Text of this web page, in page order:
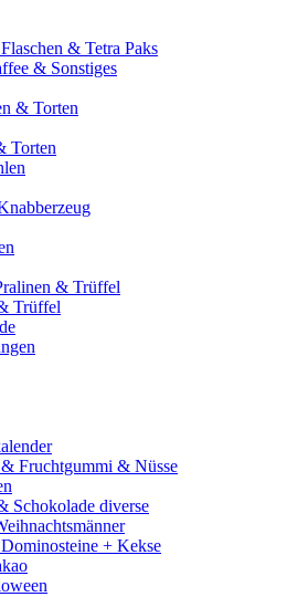
& Tetra Paks
& Sonstiges
& Torten
Torten
& Trüffel
Trüffel
Fruchtgummi & Nüsse
Schokolade diverse
+ Kekse